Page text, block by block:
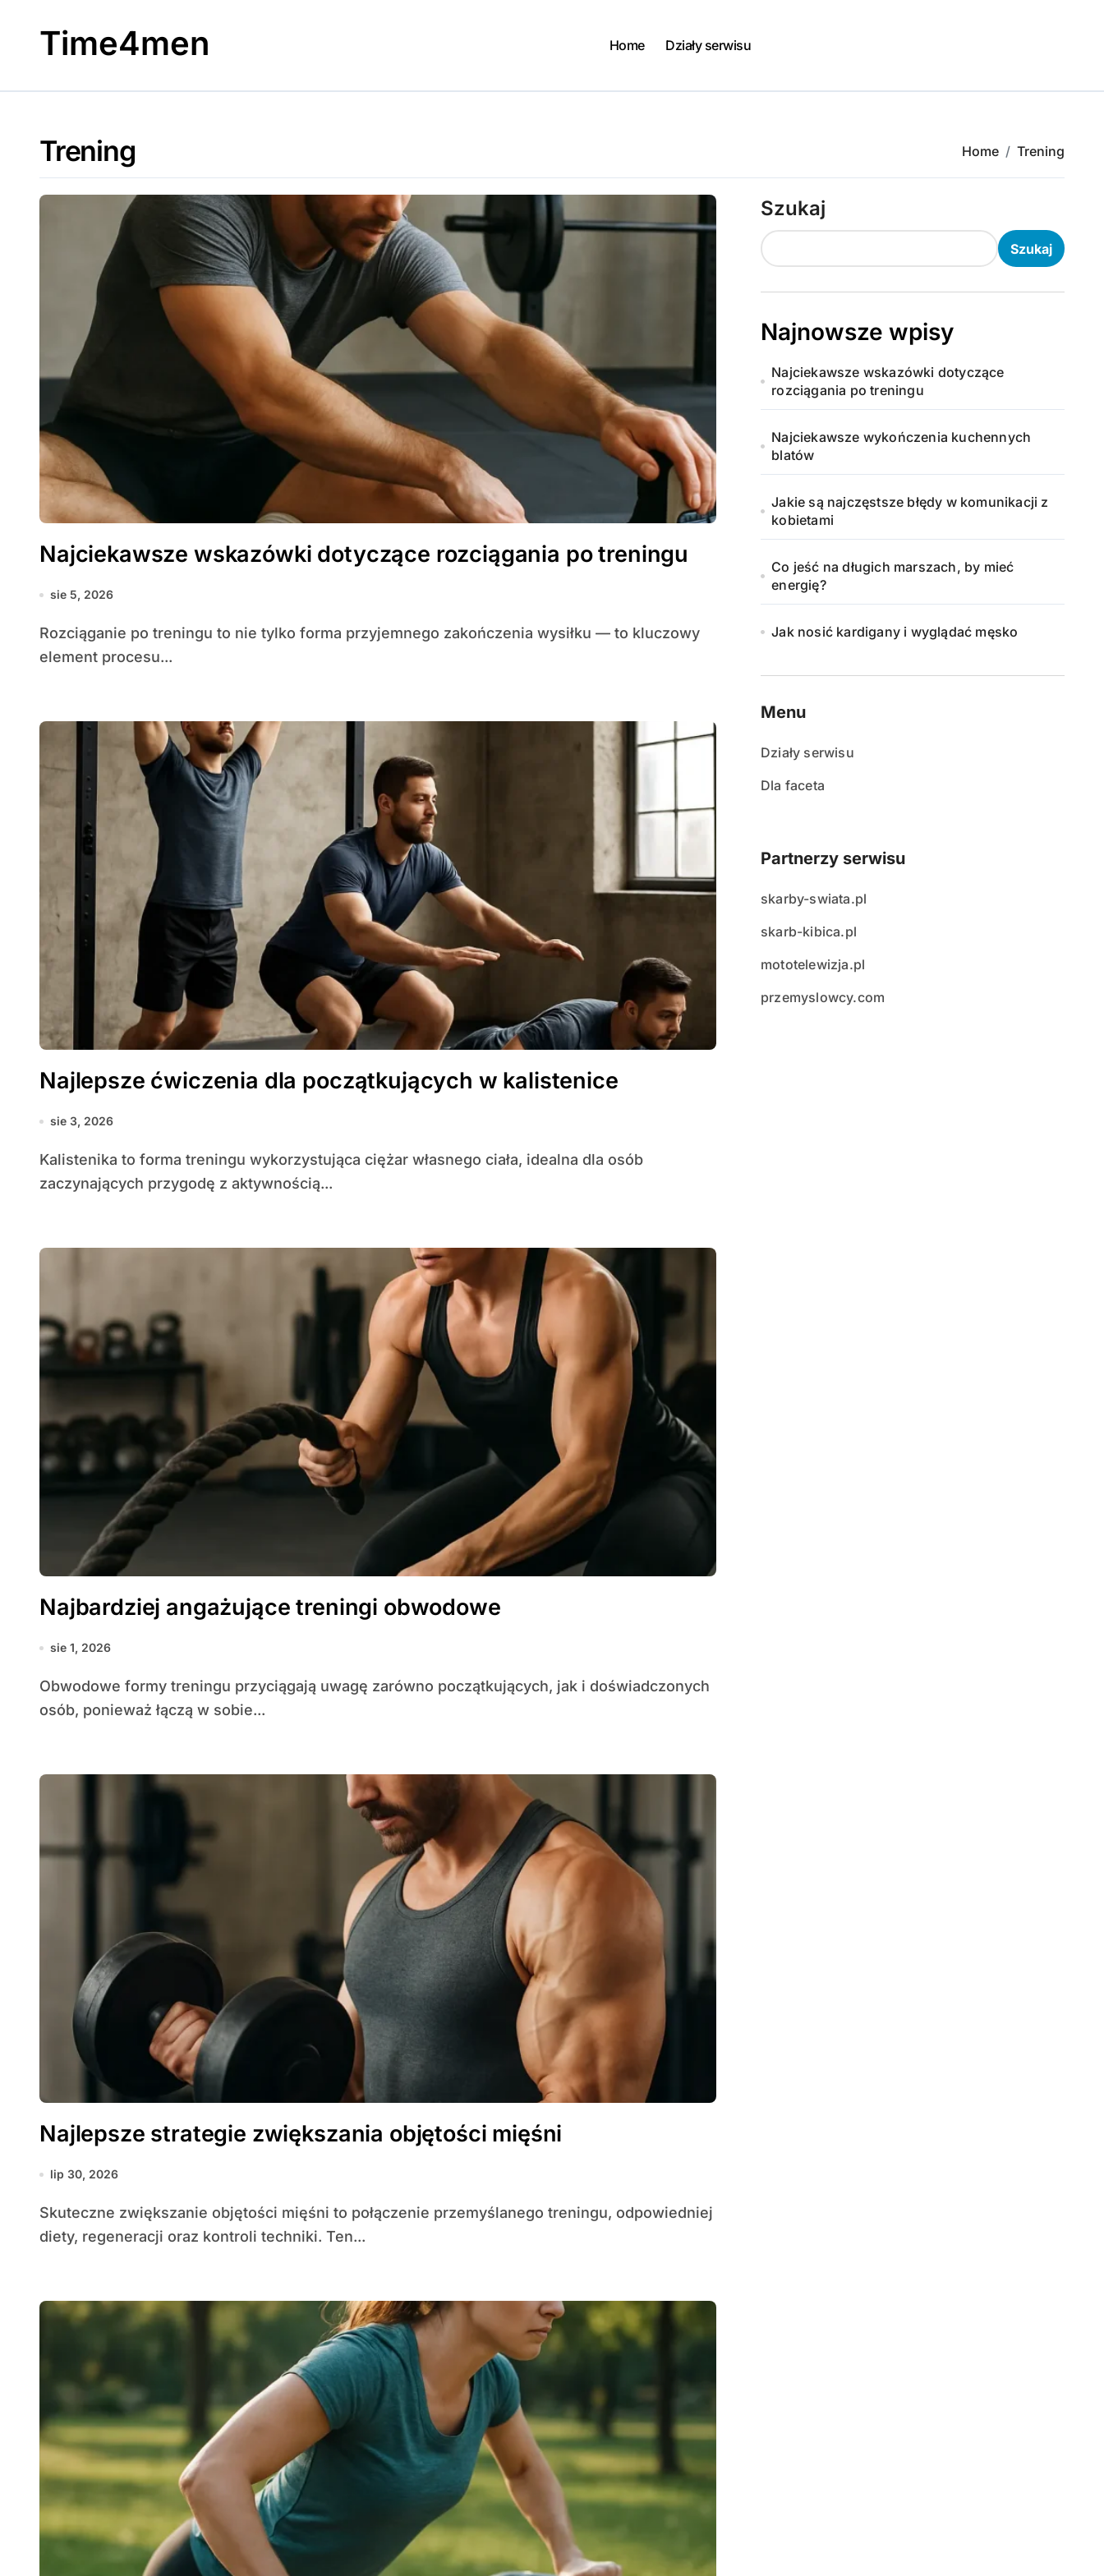
Time4men Home Działy serwisu
Trening Home Trening
Najciekawsze wskazówki dotyczące rozciągania po treningu
sie 5, 2026
Rozciąganie po treningu to nie tylko forma przyjemnego zakończenia wysiłku — to kluczowy
element procesu...
Najlepsze ćwiczenia dla początkujących w kalistenice
sie 3, 2026
Kalistenika to forma treningu wykorzystująca ciężar własnego ciała, idealna dla osób
zaczynających przygodę z aktywnością...
Najbardziej angażujące treningi obwodowe
sie 1, 2026
Obwodowe formy treningu przyciągają uwagę zarówno początkujących, jak i doświadczonych
osób, ponieważ łączą w sobie...
Najlepsze strategie zwiększania objętości mięśni
lip 30, 2026
Skuteczne zwiększanie objętości mięśni to połączenie przemyślanego treningu, odpowiedniej
diety, regeneracji oraz kontroli techniki. Ten...
Szukaj
Szukaj
Najnowsze wpisy
Najciekawsze wskazówki dotyczące
rozciągania po treningu
Najciekawsze wykończenia kuchennych
blatów
Jakie są najczęstsze błędy w komunikacji z
kobietami
Co jeść na długich marszach, by mieć
energię?
Jak nosić kardigany i wyglądać męsko
Menu
Działy serwisu
Dla faceta
Partnerzy serwisu
skarby-swiata.pl
skarb-kibica.pl
mototelewizja.pl
przemyslowcy.com